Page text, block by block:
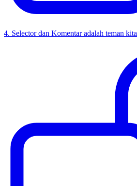
4. Selector dan Komentar adalah teman kita